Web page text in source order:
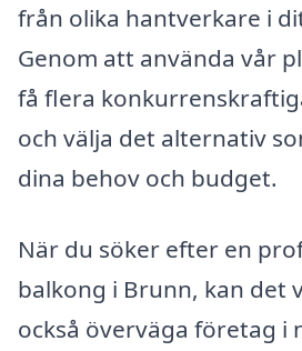
från olika hantverkare i
Genom att använda vår
få flera
och välja det alternativ
dina behov och budget.
När du söker efter en
balkong i Brunn, kan det
också överväga företag i